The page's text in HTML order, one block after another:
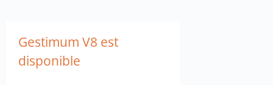
Gestimum V8 est
disponible